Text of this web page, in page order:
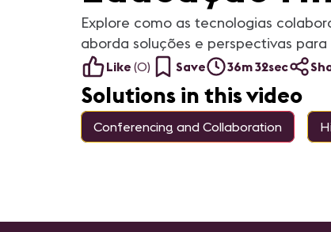
Explore como as tecnologias
aborda soluções e perspectivas
Like (0) Save 36m 32sec
Solutions in this video
Conferencing and Collaboration